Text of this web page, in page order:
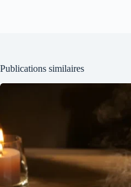
Publications similaires